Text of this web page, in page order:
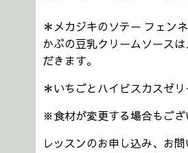
＊メカジキのソテー フェン
かぶの豆乳クリームソース
だきます。
＊いちごとハイビスカスゼリ
※食材が変更する場合もござ
レッスンのお申し込み、お